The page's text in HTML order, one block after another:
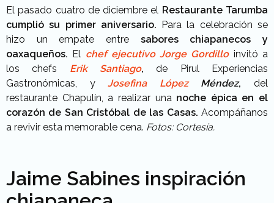
El pasado cuatro de diciembre el Restaurante Tarumba
cumplió su primer aniversario. Para la celebración se
hizo un empate entre sabores chiapanecos y
oaxaqueños. El chef ejecutivo Jorge Gordilloinvitó a
los chefs Erik Santiago,de Pirul Experiencias
Gastronómicas, yJosefina López Méndez, del
restaurante Chapulín, a realizar una noche épica en el
corazón de San Cristóbal de las Casas. Acompáñanos
a revivir esta memorable cena. Fotos: Cortesía.
Jaime Sabines inspiración